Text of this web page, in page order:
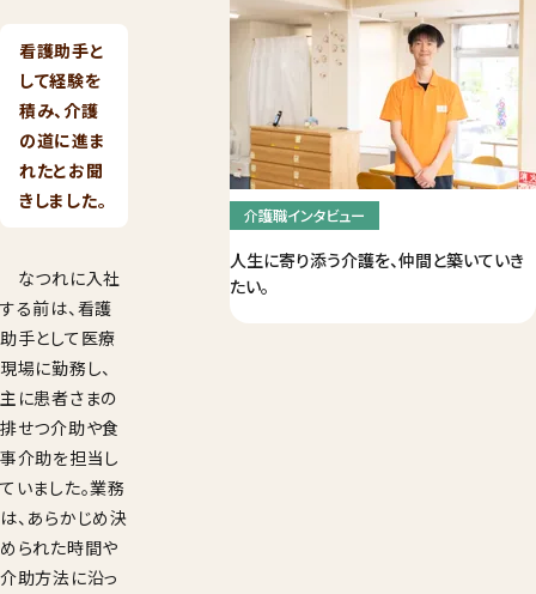
看護助手と
して経験を
積み、介護
の道に進ま
れたとお聞
きしました。
なつれに入社
する前は、看護
助手として医療
現場に勤務し、
主に患者さまの
排せつ介助や食
事介助を担当し
ていました。業務
は、あらかじめ決
められた時間や
介助方法に沿っ
介護職インタビュー
人生に寄り添う介護を、仲間と築いていき
たい。